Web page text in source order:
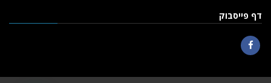
דף פייסבוק